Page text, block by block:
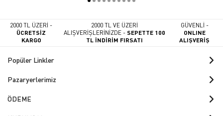
2000 TL ÜZERİ -
ÜCRETSİZ
KARGO
2000 TL VE ÜZERİ
ALIŞVERİŞLERİNİZDE -SEPETTE 100
TL İNDİRİM FIRSATI
GÜVENLİ -
ONLINE
ALIŞVERİŞ
Popüler Linkler
Pazaryerlerimiz
ÖDEME